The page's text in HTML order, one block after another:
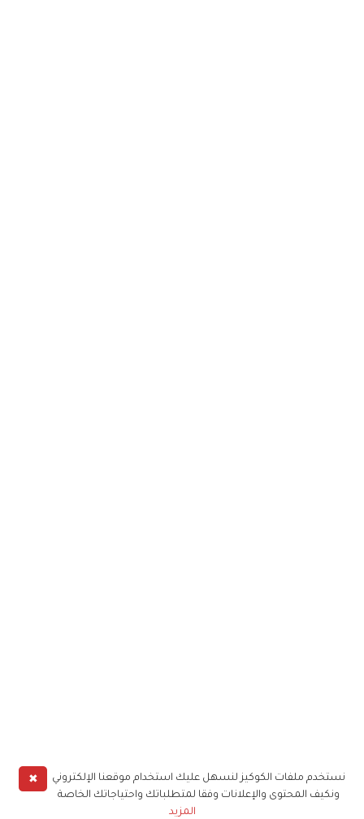
✖
نستخدم ملفات الكوكيز لنسهل عليك استخدام موقعنا الإلكتروني
ونكيف المحتوى والإعلانات وفقا لمتطلباتك واحتياجاتك الخاصة
المزيد